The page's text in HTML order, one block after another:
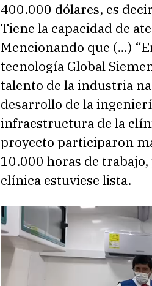
400.000 dólares, es
Tiene la capacidad de
Mencionando que (…)
tecnología Global
talento de la industria
desarrollo de la
infraestructura de la
proyecto participaron
10.000 horas de
clínica estuviese lista.